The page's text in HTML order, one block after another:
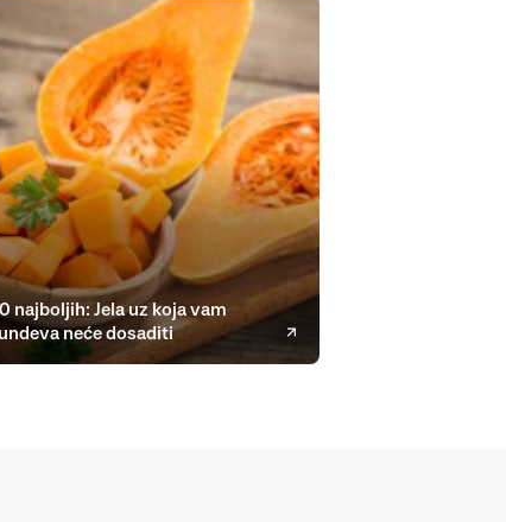
najboljih: Jela uz koja vam
neće dosaditi